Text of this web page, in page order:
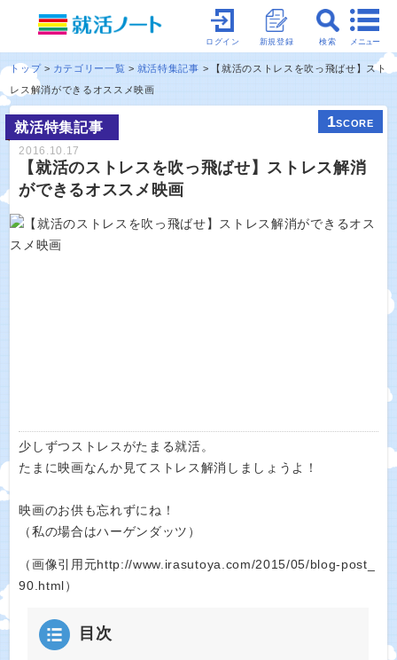
メニュー
検索
新規登録
ログイン
トップ カテゴリー一覧 就活特集記事
【就活のストレスを吹っ飛ばせ】スト
レス解消ができるオススメ映画
就活特集記事 1SCORE
2016.10.17
【就活のストレスを吹っ飛ばせ】ストレス解消
ができるオススメ映画
少しずつストレスがたまる就活。
たまに映画なんか見てストレス解消しましょうよ！
映画のお供も忘れずにね！
（私の場合はハーゲンダッツ）
（画像引用元http://www.irasutoya.com/2015/05/blog-post_
90.html）
目次